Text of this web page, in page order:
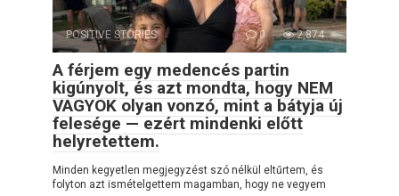
POSITIVE STORIES 0 2,874
A férjem egy medencés partin
kigúnyolt, és azt mondta, hogy NEM
VAGYOK olyan vonzó, mint a bátyja új
felesége — ezért mindenki előtt
helyretettem.
Minden kegyetlen megjegyzést szó nélkül eltűrtem, és
folyton azt ismételgettem magamban, hogy ne vegyem